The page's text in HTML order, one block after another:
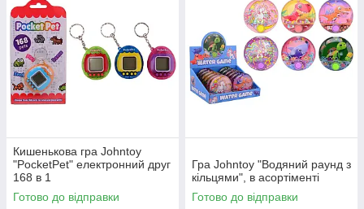
Кишенькова гра Johntoy
"PocketPet" електронний друг
168 в 1
Готово до відправки
Гра Johntoy "Водяний раунд з
кільцями", в асортіменті
Готово до відправки